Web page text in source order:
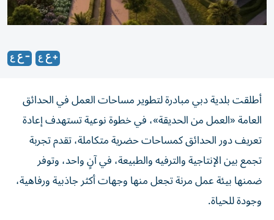
أطلقت بلدية دبي مبادرة لتطوير مساحات العمل في الحدائق
العامة «العمل من الحديقة»، في خطوة نوعية تستهدف إعادة
تعريف دور الحدائق كمساحات حضرية متكاملة، تقدم تجربة
تجمع بين الإنتاجية والترفيه والطبيعة، في آنٍ واحد، وتوفر
ضمنها بيئة عمل مرنة تجعل منها وجهات أكثر جاذبية ورفاهية،
وجودة للحياة.